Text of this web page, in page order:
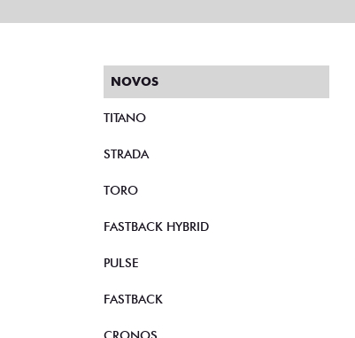
NOVOS
TITANO
STRADA
TORO
FASTBACK HYBRID
PULSE
FASTBACK